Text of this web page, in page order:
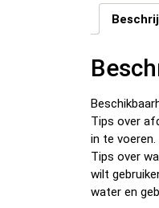
Tips over
in te
Tips over
wilt
water en